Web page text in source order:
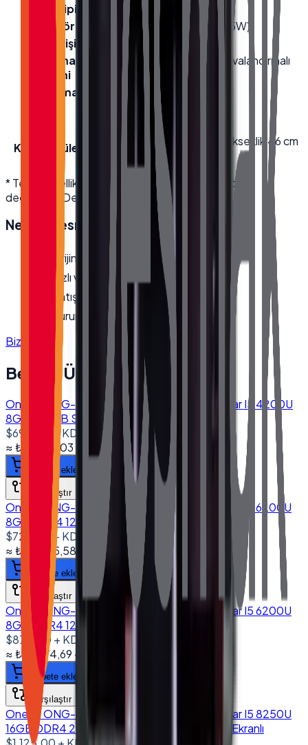
Ekran Tipi
Capacitive)
Hoparlör
2 x Hoparlör 4.9V 3W (Max 5W)
Güç Girişi
Soğutma
Sistemi
Fan-Sız Pasif Soğutma (Havalandırmalı
Kasa)
IP Koruma
Ön Panel IP65 / Front IP65
Kutu Ölçüleri
En 22.5 cm · Boy 62 cm · Yükseklik 46 cm
· Brüt Ağırlık 5.8 kg
* Teknik özellikler üretici kaynaklıdır; modele göre
değişebilir. Detaylı bilgi için bize ulaşın.
Neden Desmak
Orijinal, garantili ürün
Hızlı ve güvenli kargo
Satış öncesi/sonrası teknik destek
Kurumsal fatura · bayi fiyatları
Bize Ulaşın
Benzer Ürünler
Onega ONG-1560 15.6'' Dokunmatik Bilgisayar I5 4200U
8GB 256GB SSD 10.1" Müşteri Ekranlı
$690.00
+ KDV
≈₺32.973,03 + KDV (% 20 )
Sepete ekle
Karşılaştır
Onega ONG-1560 15.6'' Dokunmatik Bilgisayar I5 6200U
8GB DDR4 128GB SSD
$725.00
+ KDV
≈₺34.645,58 + KDV 20 )
Sepete ekle
Karşılaştır
Onega ONG-1560 15.6'' Dokunmatik Bilgisayar I5 6200U
8GB DDR4 128GB SSD 10.1" Müşteri Ekranlı
$870.00 + KDV
≈₺41.574,69 + KDV
Sepete ekle
Karşılaştır
Onega ONG-1560 15.6'' Dokunmatik Bilgisayar I5 8250U
16GB DDR4 256GB NVMe SSD 10.1" Müşteri Ekranlı